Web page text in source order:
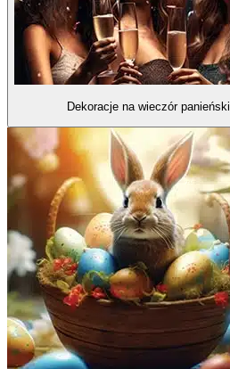
Dekoracje na wieczór panieński